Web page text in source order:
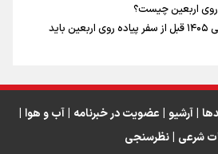
اربعین چیست؟
آنچه که زائران اربعین حسینی ۱۴۰۵ قبل از سفر پیاده روی اربعین باید
| آرشیو | عضویت در خبرنامه | آب و هوا |
شرعی | نظرسنجی